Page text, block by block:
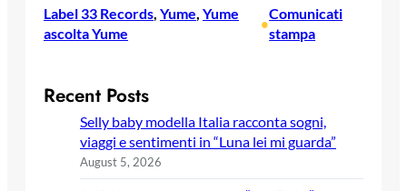
Label 33 Records, Yume, Yume
ascolta Yume
•
Comunicati
stampa
Recent Posts
Selly baby modella Italia racconta sogni,
viaggi e sentimenti in “Luna lei mi guarda”
August 5, 2026